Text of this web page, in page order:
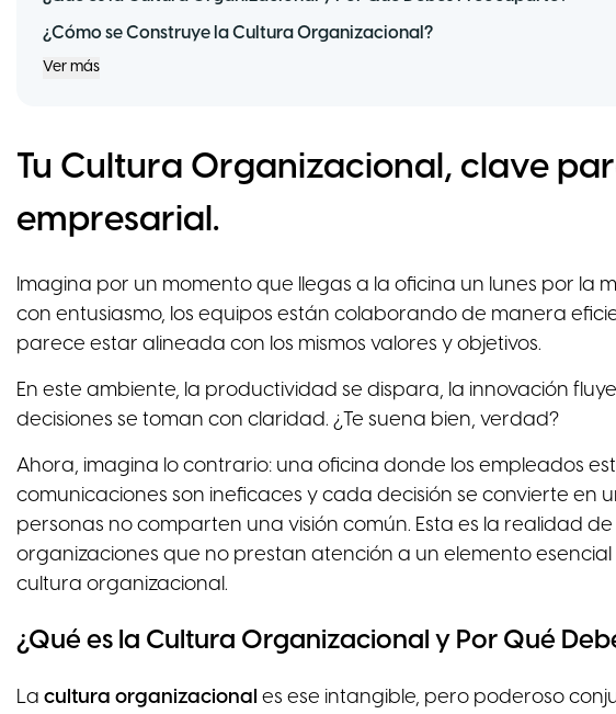
¿Cómo se Construye la Cultura Organizacional?
Ver más
Tu Cultura Organizacional, clave
empresarial.
Imagina por un momento que llegas a la oficina un lunes por la
con entusiasmo, los equipos están colaborando de manera
parece estar alineada con los mismos valores y objetivos.
En este ambiente, la productividad se dispara, la innovación
decisiones se toman con claridad. ¿Te suena bien, verdad?
Ahora, imagina lo contrario: una oficina donde los empleados
comunicaciones son ineficaces y cada decisión se convierte en
personas no comparten una visión común. Esta es la realidad
organizaciones que no prestan atención a un elemento esencial
cultura organizacional.
¿Qué es la Cultura Organizacional y Por Qué
La cultura organizacional es ese intangible, pero poderoso